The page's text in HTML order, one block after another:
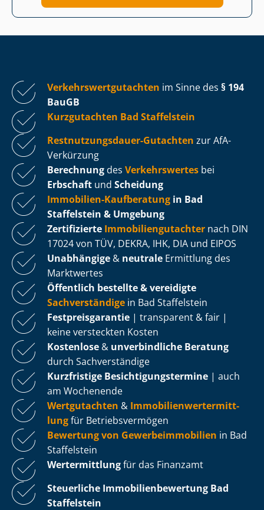
Ver­kehrs­wert­gut­ach­ten im Sinne des § 194
BauGB
Kurzgutachten Bad Staffelstein
Rest­nut­zungs­dau­er-Gutachten zur AfA-
Verkürzung
Berechnung des Verkehrswertes bei
Erbschaft und Scheidung
Immobilien-Kaufberatung in Bad
Staffelstein & Umgebung
Zertifizierte Im­mo­bi­li­en­gut­ach­ter nach DIN
17024 von TÜV, DEKRA, IHK, DIA und EIPOS
Unabhängige & neutrale Ermittlung des
Marktwertes
Öffentlich bestellte & vereidigte
Sachverständige in Bad Staffelstein
Fest­preis­ga­ran­tie | transparent & fair |
keine versteckten Kosten
Kostenlose & unverbindliche Beratung
durch Sachverständige
Kurzfristige Be­sich­ti­gungs­ter­mi­ne | auch
am Wochenende
Wertgutachten & Im­mo­bi­li­en­wert­ermitt­
lungfür Be­triebs­ver­mö­gen
Bewertung von Ge­wer­be­im­mo­bi­li­en in Bad
Staffelstein
Wertermittlungfür das Finanzamt
Steuerliche Im­mo­bi­li­en­be­wer­tung Bad
Staffelstein